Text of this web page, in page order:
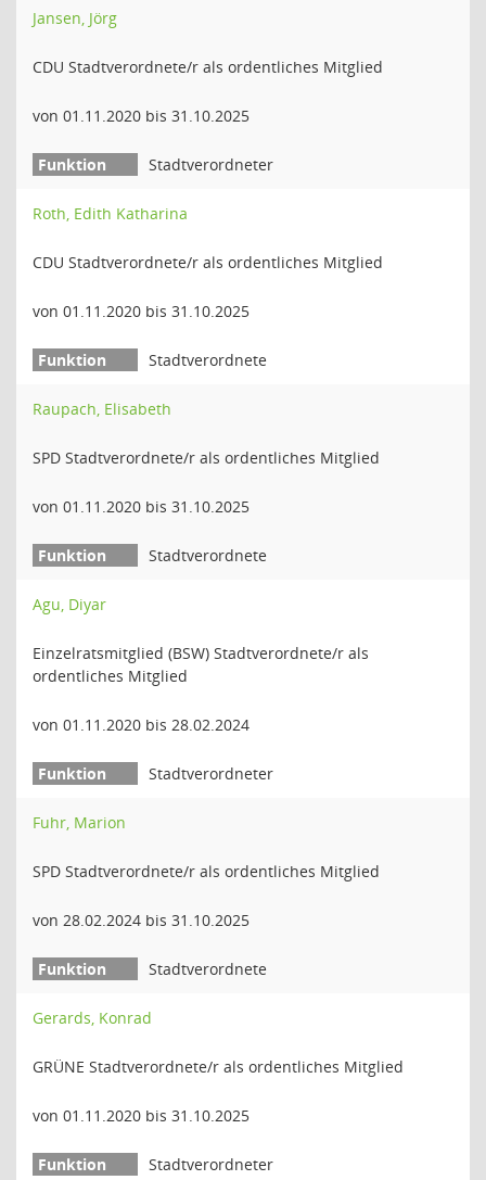
Jansen, Jörg
CDU Stadtverordnete/r als ordentliches Mitglied
von 01.11.2020 bis 31.10.2025
Stadtverordneter
Roth, Edith Katharina
CDU Stadtverordnete/r als ordentliches Mitglied
von 01.11.2020 bis 31.10.2025
Stadtverordnete
Raupach, Elisabeth
SPD Stadtverordnete/r als ordentliches Mitglied
von 01.11.2020 bis 31.10.2025
Stadtverordnete
Agu, Diyar
Einzelratsmitglied (BSW) Stadtverordnete/r als
ordentliches Mitglied
von 01.11.2020 bis 28.02.2024
Stadtverordneter
Fuhr, Marion
SPD Stadtverordnete/r als ordentliches Mitglied
von 28.02.2024 bis 31.10.2025
Stadtverordnete
Gerards, Konrad
GRÜNE Stadtverordnete/r als ordentliches Mitglied
von 01.11.2020 bis 31.10.2025
Stadtverordneter